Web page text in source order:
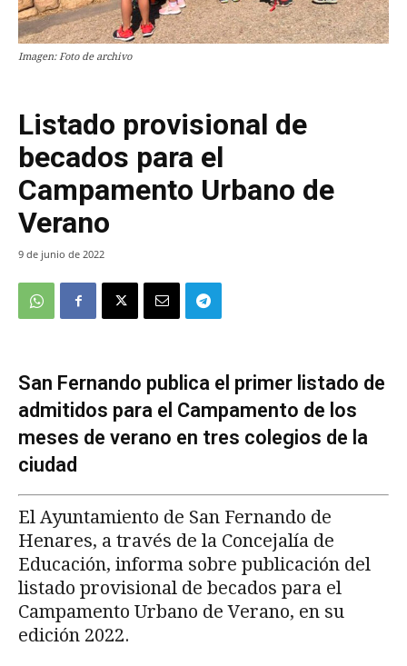
Imagen: Foto de archivo
Listado provisional de
becados para el
Campamento Urbano de
Verano
9 de junio de 2022
San Fernando publica el primer listado de
admitidos para el Campamento de los
meses de verano en tres colegios de la
ciudad
El Ayuntamiento de San Fernando de
Henares, a través de la Concejalía de
Educación, informa sobre publicación del
listado provisional de becados para el
Campamento Urbano de Verano, en su
edición 2022.